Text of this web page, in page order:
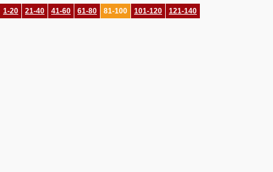
1-20 21-40 41-60 61-80 81-100 101-120 121-140